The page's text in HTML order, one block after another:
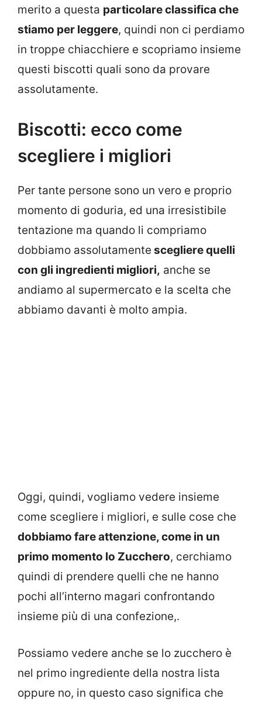
merito a questa particolare classifica che
stiamo per leggere, quindi non ci perdiamo
in troppe chiacchiere e scopriamo insieme
questi biscotti quali sono da provare
assolutamente.
Biscotti: ecco come
scegliere i migliori
Per tante persone sono un vero e proprio
momento di goduria, ed una irresistibile
tentazione ma quando li compriamo
dobbiamo assolutamente scegliere quelli
con gli ingredienti migliori, anche se
andiamo al supermercato e la scelta che
abbiamo davanti è molto ampia.
Oggi, quindi, vogliamo vedere insieme
come scegliere i migliori, e sulle cose che
dobbiamo fare attenzione, come in un
primo momento lo Zucchero, cerchiamo
quindi di prendere quelli che ne hanno
pochi all’interno magari confrontando
insieme più di una confezione,.
Possiamo vedere anche se lo zucchero è
nel primo ingrediente della nostra lista
oppure no, in questo caso significa che